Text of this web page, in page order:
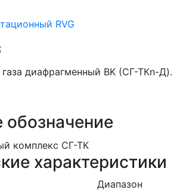
RVG
диафрагменный BK (СГ-ТКn-Д).
обозначение
характеристики
Диапазон